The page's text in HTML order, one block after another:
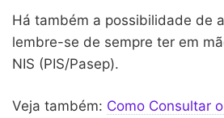
Há também a possibilidade de
lembre-se de sempre ter em
NIS (PIS/Pasep).
Veja também: Como Consultar